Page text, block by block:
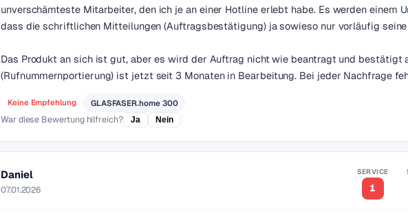
unverschämteste Mitarbeiter, den ich je an einer Hotline erlebt habe. Es werden einem
dass die schriftlichen Mitteilungen (Auftragsbestätigung) ja sowieso nur vorläufig
Das Produkt an sich ist gut, aber es wird der Auftrag nicht wie beantragt und bestätigt
(Rufnummernportierung) ist jetzt seit 3 Monaten in Bearbeitung. Bei jeder Nachfrage
Keine Empfehlung GLASFASER.home 300
War diese Bewertung hilfreich? Ja Nein
Daniel
07.01.2026
SERVICE
1